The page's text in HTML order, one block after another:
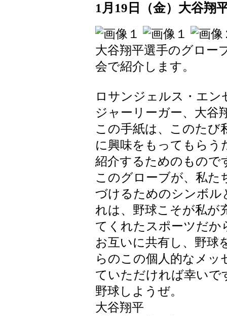
1月19日（金）大谷翔
大谷翔平選手のグロー
会で紹介します。
ロサンジェルス・エ
ジャーリーガー、大谷
この手紙は、このたび
に興味をもってもらう
紹介するためのもので
このグローブが、私た
づけるためのシンボル
れは、野球こそが私が
てくれたスポーツだか
お互いに共有し、野球
らのこの個人的なメッ
ていただければ幸いで
野球しようぜ。
大谷翔平